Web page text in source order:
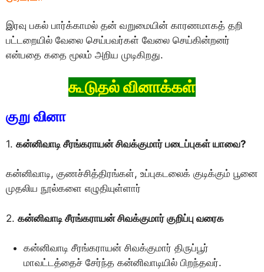
இரவு பகல் பார்க்காமல் தன் வறுமையின் காரணமாகத் தறி
பட்டறையில் வேலை செய்பவர்கள் வேலை செய்கின்றனர்
என்பதை கதை மூலம் அறிய முடிகிறது.
கூடுதல் வினாக்கள்
குறு வினா
1. கன்னிவாடி சீரங்கராயன் சிவக்குமார் படைப்புகள் யாவை?
கன்னிவாடி, குணச்சித்திரங்கள், உப்புகடலைக் குடிக்கும் பூனை
முதலிய நூல்களை எழுதியுள்ளார்
2. கன்னிவாடி சீரங்கராயன் சிவக்குமார் குறிப்பு வரைக
கன்னிவாடி சீரங்கராயன் சிவக்குமார் திருப்பூர்
மாவட்டத்தைச் சேர்ந்த கன்னிவாடியில் பிறந்தவர்.